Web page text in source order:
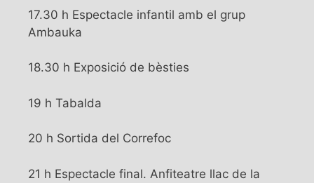
17.30 h Espectacle infantil amb el grup
Ambauka
18.30 h Exposició de bèsties
19 h Tabalda
20 h Sortida del Correfoc
21 h Espectacle final. Anfiteatre llac de la